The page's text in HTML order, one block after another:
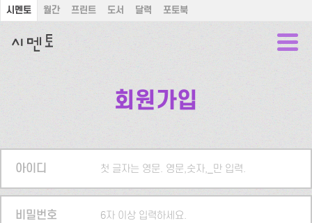
시멘토 월간 프린트 도서 달력 포토북
회원가입
아이디 첫 글자는 영문. 영문,숫자,_만 입력.
비밀번호 6자 이상 입력하세요.